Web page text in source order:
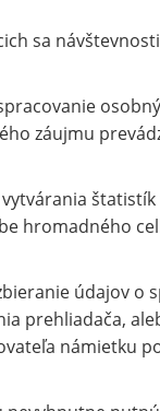
sa
záujmu
štatistík
hromadného
údajov o
prehliadača,
námietku